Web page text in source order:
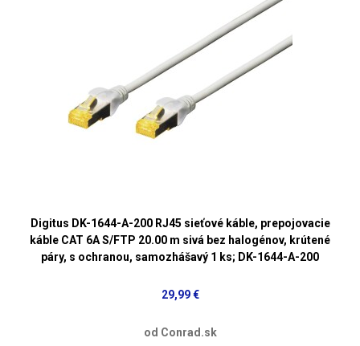
Digitus DK-1644-A-200 RJ45 sieťové káble, prepojovacie
káble CAT 6A S/FTP 20.00 m sivá bez halogénov, krútené
páry, s ochranou, samozhášavý 1 ks; DK-1644-A-200
29,99 €
od Conrad.sk